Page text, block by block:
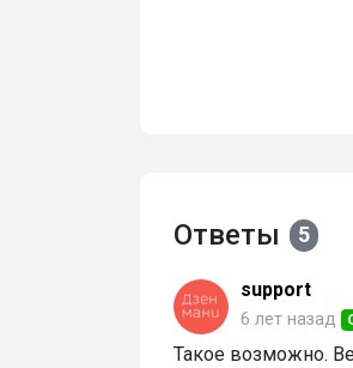
Ответы 5
support
6 лет назад
Такое возможно.